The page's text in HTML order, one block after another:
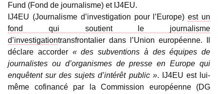
Fund (Fond de journalisme) et IJ4EU.
IJ4EU (Journalisme d’investigation pour l’Europe)est un
fond qui soutient le journalisme
d’investigationtransfrontalier dans l’Union européenne. Il
déclare accorder « des subventions à des équipes de
journalistes ou d’organismes de presse en Europe qui
enquêtent sur des sujets d’intérêt public ». IJ4EU est lui-
même cofinancé par la Commission européenne (DG